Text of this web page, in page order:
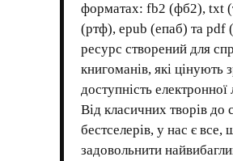
форматах: fb2 (фб2), txt
(ртф), epub (епаб) та
ресурс створений для
книгоманів, які цінують
доступність електронної
Від класичних творів до
бестселерів, у нас є
задовольнити